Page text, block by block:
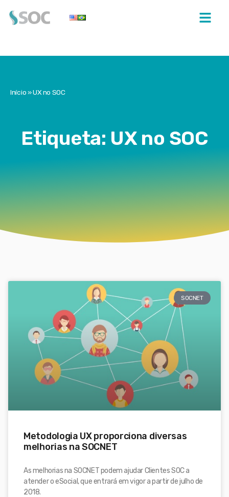
Início»UX no SOC
Etiqueta: UX no SOC
SOCNET
Metodologia UX proporciona diversas
melhorias na SOCNET
As melhorias na SOCNET podem ajudar Clientes SOC a
atender o eSocial, que entrará em vigor a partir de julho de
2018.